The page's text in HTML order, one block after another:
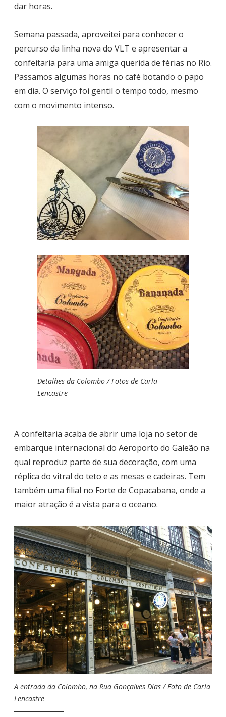
dar horas.
Semana passada, aproveitei para conhecer o
percurso da linha nova do VLT e apresentar a
confeitaria para uma amiga querida de férias no Rio.
Passamos algumas horas no café botando o papo
em dia. O serviço foi gentil o tempo todo, mesmo
com o movimento intenso.
Detalhes da Colombo / Fotos de Carla
Lencastre
A confeitaria acaba de abrir uma loja no setor de
embarque internacional do Aeroporto do Galeão na
qual reproduz parte de sua decoração, com uma
réplica do vitral do teto e as mesas e cadeiras. Tem
também uma filial no Forte de Copacabana, onde a
maior atração é a vista para o oceano.
A entrada da Colombo, na Rua Gonçalves Dias / Foto de Carla
Lencastre